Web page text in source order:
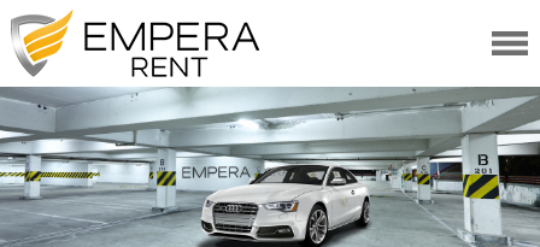
LOCATIONS
VÉHICULES
VÉHICULES
CATÉGORIES
MARQUES